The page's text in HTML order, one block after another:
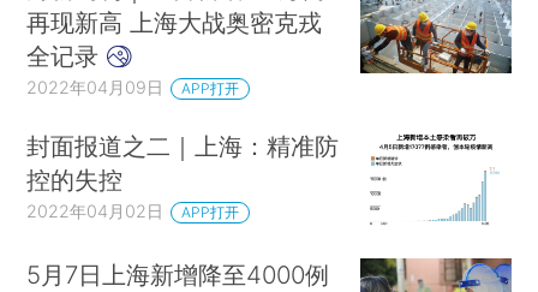
再现新高 上海大战奥密克戎
全记录
2022年04月09日 APP打开
封面报道之二｜上海：精准防
控的失控
2022年04月02日 APP打开
5月7日上海新增降至4000例